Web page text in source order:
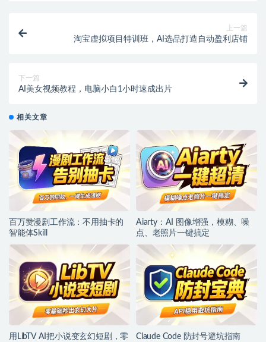
上一篇
淘宝虚拟项目特训班，AI选品打造自动盈利店铺
下一篇
AI美女视频教程，电脑小白1小时速成出片
相关文章
百万赞漫剧工作流：不用抽卡的
智能体Skill
Aiarty：AI 图像增强，模糊、噪
点、老照片一键搞定
用LibTV AI把小说变玄幻短剧，零 Claude Code 防封号避坑指南